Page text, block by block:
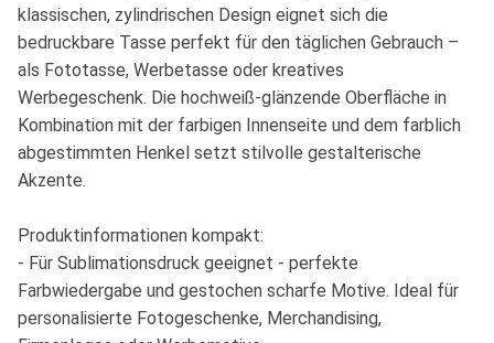
klassischen, zylindrischen Design eignet sich die
bedruckbare Tasse perfekt für den täglichen Gebrauch –
als Fototasse, Werbetasse oder kreatives
Werbegeschenk. Die hochweiß-glänzende Oberfläche in
Kombination mit der farbigen Innenseite und dem farblich
abgestimmten Henkel setzt stilvolle gestalterische
Akzente.
Produktinformationen kompakt:
- Für Sublimationsdruck geeignet - perfekte
Farbwiedergabe und gestochen scharfe Motive. Ideal für
personalisierte Fotogeschenke, Merchandising,